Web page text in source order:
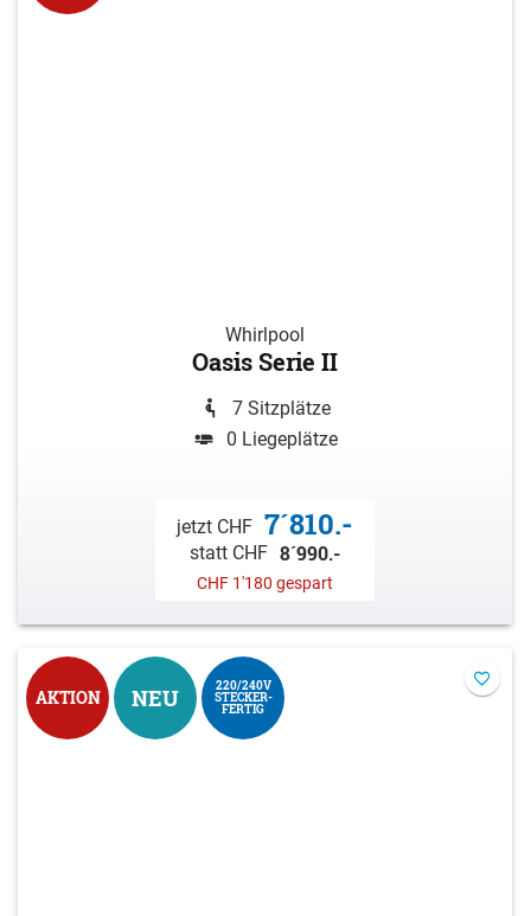
Whirlpool
Oasis Serie II
7 Sitzplätze
0 Liegeplätze
jetzt CHF 7´810.-
statt CHF 8´990.-
CHF 1'180 gespart
AKTION NEU 220/240V
STECKER-
FERTIG